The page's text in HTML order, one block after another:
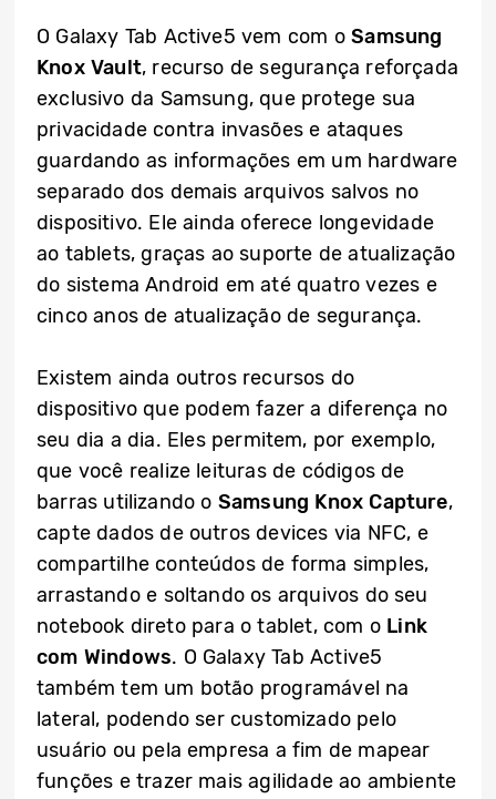
O Galaxy Tab Active5 vem com oSamsung
Knox Vault, recurso de segurança reforçada
exclusivo da Samsung, que protege sua
privacidade contra invasões e ataques
guardando as informações em um hardware
separado dos demais arquivos salvos no
dispositivo. Ele ainda oferece longevidade
ao tablets, graças ao suporte de atualização
do sistema Android em até quatro vezes e
cinco anos de atualização de segurança.
Existem ainda outros recursos do
dispositivo que podem fazer a diferença no
seu dia a dia. Eles permitem, por exemplo,
que você realize leituras de códigos de
barras utilizando o Samsung Knox Capture,
capte dados de outros devices via NFC, e
compartilhe conteúdos de forma simples,
arrastando e soltando os arquivos do seu
notebook direto para o tablet, com o Link
com Windows. O Galaxy Tab Active5
também tem um botão programável na
lateral, podendo ser customizado pelo
usuário ou pela empresa a fim de mapear
funções e trazer mais agilidade ao ambiente